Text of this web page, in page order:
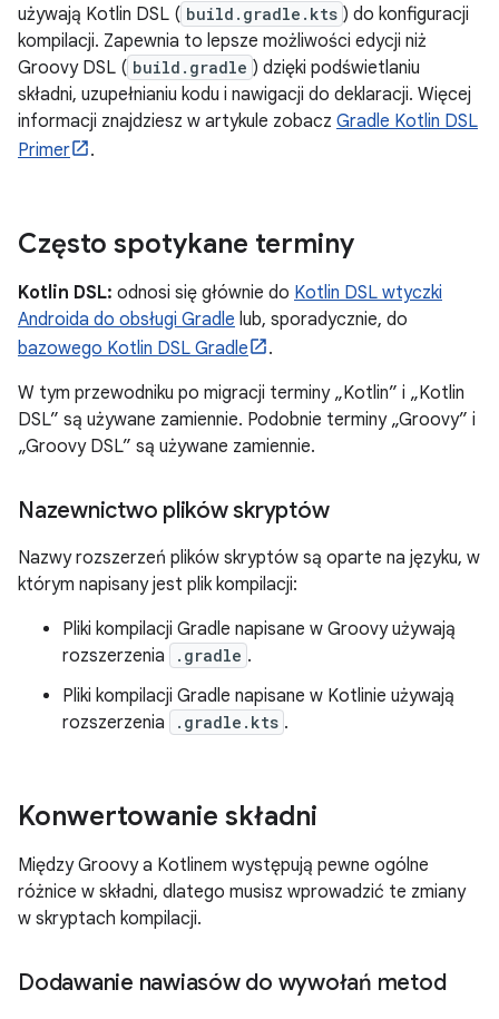
używają Kotlin DSL ( build.gradle.kts ) do konfiguracji
kompilacji. Zapewnia to lepsze możliwości edycji niż
Groovy DSL ( build.gradle ) dzięki podświetlaniu
składni, uzupełnianiu kodu i nawigacji do deklaracji. Więcej
informacji znajdziesz w artykule zobacz Gradle Kotlin DSL
Primer
.
Często spotykane terminy
Kotlin DSL: odnosi się głównie do Kotlin DSL wtyczki
Androida do obsługi Gradle lub, sporadycznie, do
bazowego Kotlin DSL Gradle
.
W tym przewodniku po migracji terminy „Kotlin” i „Kotlin
DSL” są używane zamiennie. Podobnie terminy „Groovy” i
„Groovy DSL” są używane zamiennie.
Nazewnictwo plików skryptów
Nazwy rozszerzeń plików skryptów są oparte na języku, w
którym napisany jest plik kompilacji:
Pliki kompilacji Gradle napisane w Groovy używają
rozszerzenia
.gradle .
Pliki kompilacji Gradle napisane w Kotlinie używają
rozszerzenia
.gradle.kts .
Konwertowanie składni
Między Groovy a Kotlinem występują pewne ogólne
różnice w składni, dlatego musisz wprowadzić te zmiany
w skryptach kompilacji.
Dodawanie nawiasów do wywołań metod